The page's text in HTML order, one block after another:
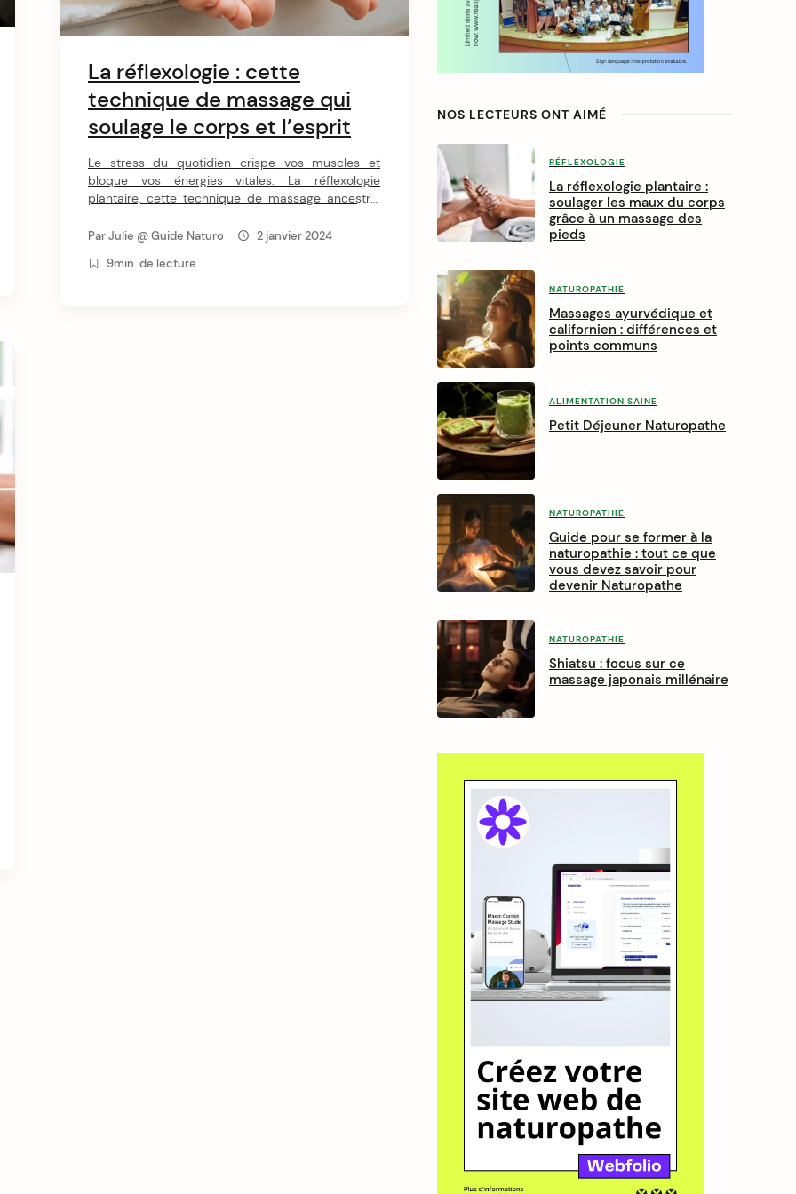
insoupçonnées de la réflexologie plantaire.
La réflexologie : cette
technique de massage qui
soulage le corps et l’esprit
Le stress du quotidien crispe vos muscles et
bloque vos énergies vitales. La réflexologie
plantaire, cette technique de massage ancestral
organe, libère les tensions et rééquilibre le corps
pieds, des mains et du visage, le praticien favorise
ParJulie @ Guide Naturo
2 janvier 2024
9min. de lecture
r
NOS LECTEURS ONT AIMÉ
RÉFLEXOLOGIE
La réflexologie plantaire :
soulager les maux du corps
grâce à un massage des
pieds
NATUROPATHIE
Massages ayurvédique et
californien : différences et
points communs
ALIMENTATION SAINE
Petit Déjeuner Naturopathe
NATUROPATHIE
Guide pour se former à la
naturopathie : tout ce que
vous devez savoir pour
devenir Naturopathe
NATUROPATHIE
Shiatsu : focus sur ce
massage japonais millénaire